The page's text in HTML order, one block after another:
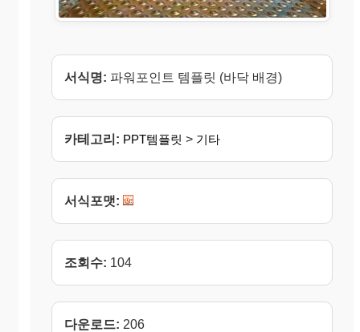
서식명: 파워포인트 템플릿 (바닥 배경)
카테고리: PPT템플릿 > 기타
서식포맷:
조회수: 104
다운로드: 206